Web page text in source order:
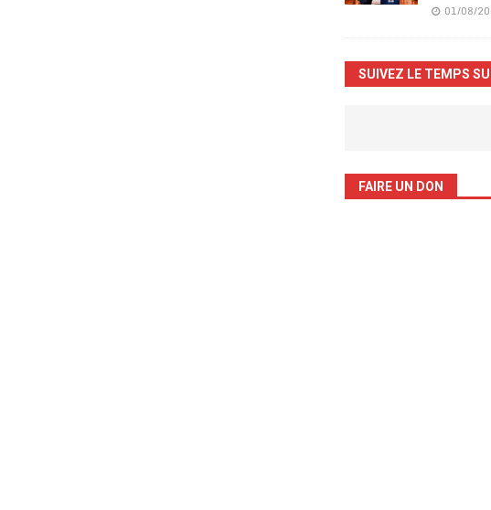
01/08/
SUIVEZ LE TEMPS
FAIRE UN DON